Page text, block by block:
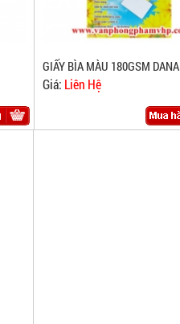
GIẤY BÌA MÀU 180GSM DANA
Giá: Liên Hệ